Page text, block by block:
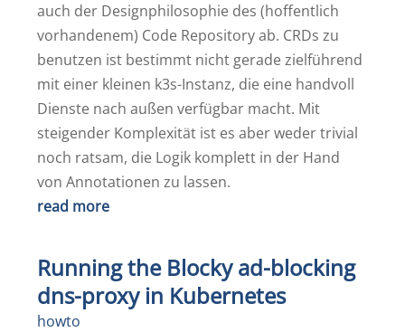
auch der Designphilosophie des (hoffentlich
vorhandenem) Code Repository ab. CRDs zu
benutzen ist bestimmt nicht gerade zielführend
mit einer kleinen k3s-Instanz, die eine handvoll
Dienste nach außen verfügbar macht. Mit
steigender Komplexität ist es aber weder trivial
noch ratsam, die Logik komplett in der Hand
von Annotationen zu lassen.
read more
Running the Blocky ad-blocking
dns-proxy in Kubernetes
howto